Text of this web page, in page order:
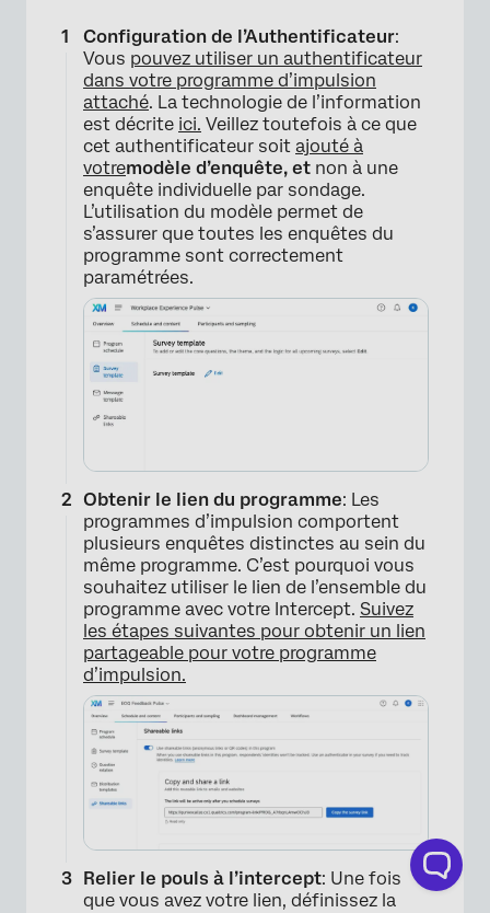
Configuration de l’Authentificateur:
Vous pouvez utiliser un authentificateur
dans votre programme d’impulsion
attaché. La technologie de l’information
est décrite ici. Veillez toutefois à ce que
cet authentificateur soit ajouté à
votremodèle d’enquête, et non à une
enquête individuelle par sondage.
L’utilisation du modèle permet de
s’assurer que toutes les enquêtes du
programme sont correctement
paramétrées.
Obtenir le lien du programme: Les
programmes d’impulsion comportent
plusieurs enquêtes distinctes au sein du
même programme. C’est pourquoi vous
souhaitez utiliser le lien de l’ensemble du
programme avec votre Intercept. Suivez
les étapes suivantes pour obtenir un lien
partageable pour votre programme
d’impulsion.
Relier le pouls à l’intercept: Une fois
que vous avez votre lien, définissez la